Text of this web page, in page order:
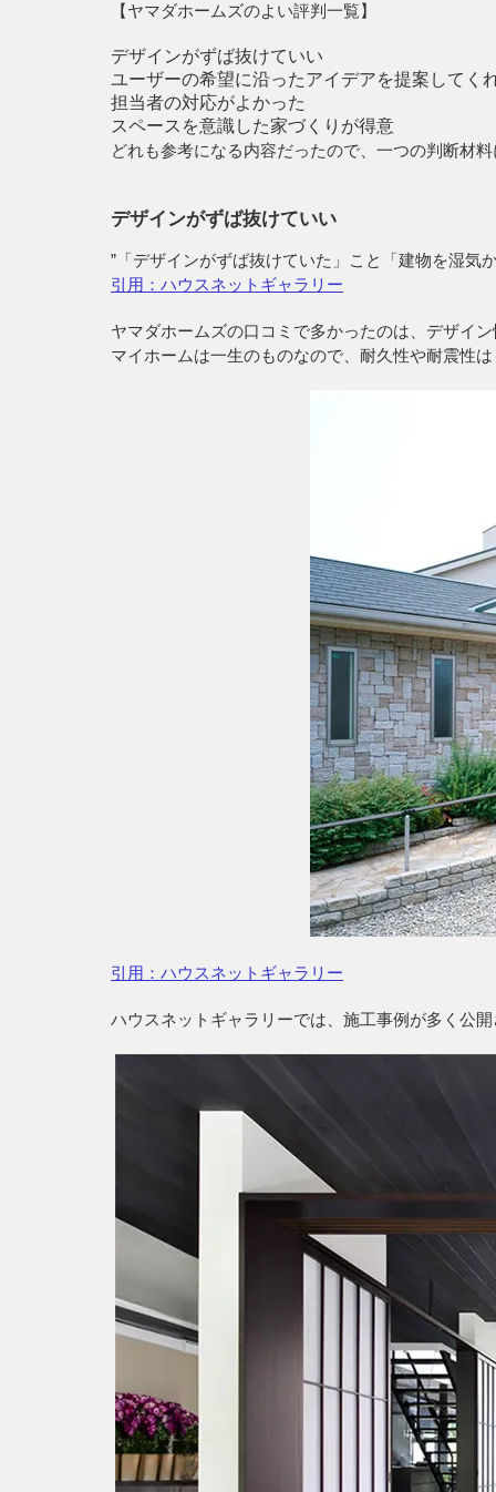
【ヤマダホームズのよい評判一覧】
デザインがずば抜けていい
ユーザーの希望に沿ったアイデアを提案してく
担当者の対応がよかった
スペースを意識した家づくりが得意
どれも参考になる内容だったので、一つの判断材
デザインがずば抜けていい
”「デザインがずば抜けていた」こと「建物を湿気
引用：ハウスネットギャラリー
ヤマダホームズの口コミで多かったのは、デザイ
マイホームは一生のものなので、耐久性や耐震性
引用：ハウスネットギャラリー
ハウスネットギャラリーでは、施工事例が多く公